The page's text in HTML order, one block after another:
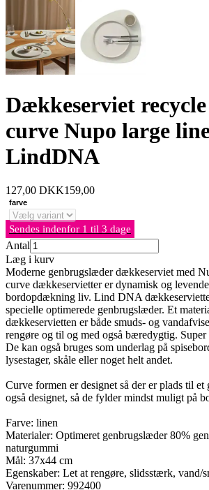
Dækkeserviet
curve Nupo large
LindDNA
127,00 DKK159,00
farve
Sendes indenfor 1 til 3 dage
Antal
Læg i kurv
Moderne genbrugslæder dækkeserviet med
curve dækkeservietter er dynamisk og
bordopdækning liv. Lind DNA
specielle optimerede genbrugslæder. Et
dækkeservietten er både smuds- og
rengøre og til og med også bæredygtig. Super
De kan også bruges som underlag på
lysestager, skåle eller noget helt andet.
Curve formen er designet så der er plads til et
også designet, så de fylder mindst muligt på
Farve: linen
Materialer: Optimeret genbrugslæder 80%
naturgummi
Mål: 37x44 cm
Egenskaber: Let at rengøre, slidsstærk, vand/
Varenummer: 992400